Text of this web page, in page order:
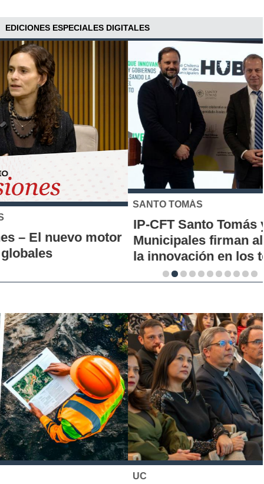
EDICIONES ESPECIALES DIGITALES
SANTO TOMÁS
IP-CFT Santo Tomás y Red de Hubs
Municipales firman alianza para impulsar
la innovación en los territorios